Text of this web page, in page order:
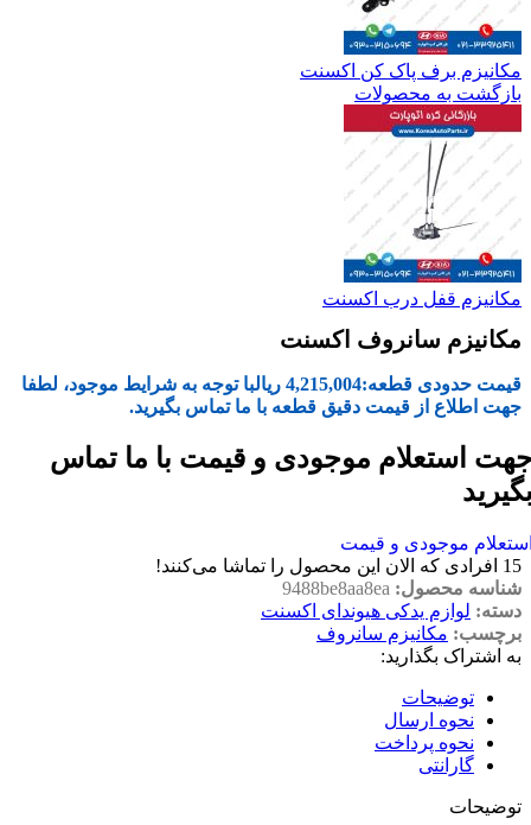
مکانیزم برف پاک کن اکسنت
بازگشت به محصولات
مکانیزم قفل درب اکسنت
مکانیزم سانروف اکسنت
قیمت حدودی قطعه:4,215,004 ریالبا توجه به شرایط موجود، لطفا
جهت اطلاع از قیمت دقیق قطعه با ما تماس بگیرید.
استعلام موجودی و قیمت با ما تماس
موجودی و قیمت
15 افرادی که الان این محصول را تماشا می‌کنند!
شناسه محصول: 9488be8aa8ea
دسته: لوازم یدکی هیوندای اکسنت
برچسب: مکانیزم سانروف
به اشتراک بگذارید:
توضیحات
نحوه ارسال
نحوه پرداخت
گارانتی
توضیحات